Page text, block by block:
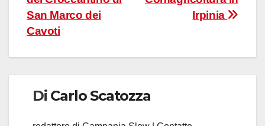
Irpinia
San Marco dei
Cavoti
Di Carlo Scatozza